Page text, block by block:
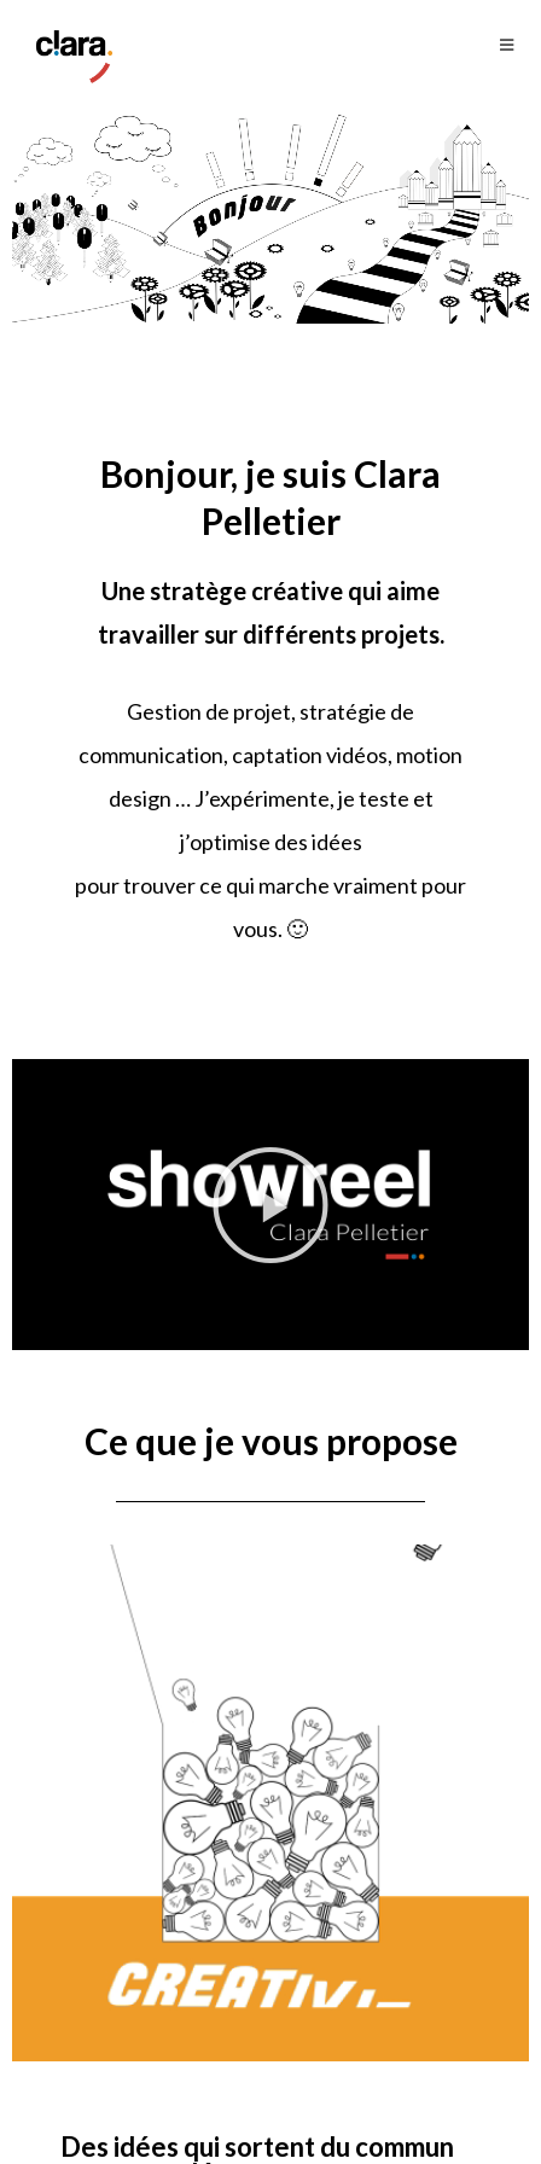
Bonjour, je suis Clara
Pelletier
Une stratège créative qui aime
travailler sur différents projets.
Gestion de projet, stratégie de
communication, captation vidéos, motion
design … J’expérimente, je teste et
j’optimise des idées
pour trouver ce qui marche vraiment pour
vous. 🙂
Ce que je vous propose
Des idées qui sortent du commun